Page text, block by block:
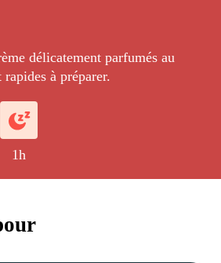
délicatement parfumés au
à préparer.
1h